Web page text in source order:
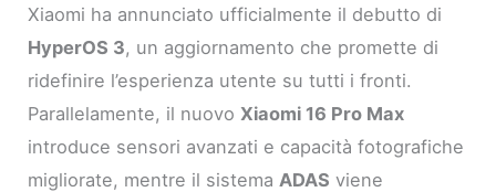
Xiaomi ha annunciato ufficialmente il debutto di
HyperOS 3, un aggiornamento che promette di
ridefinire l’esperienza utente su tutti i fronti.
Parallelamente, il nuovo Xiaomi 16 Pro Max
introduce sensori avanzati e capacità fotografiche
migliorate, mentre il sistema ADAS viene